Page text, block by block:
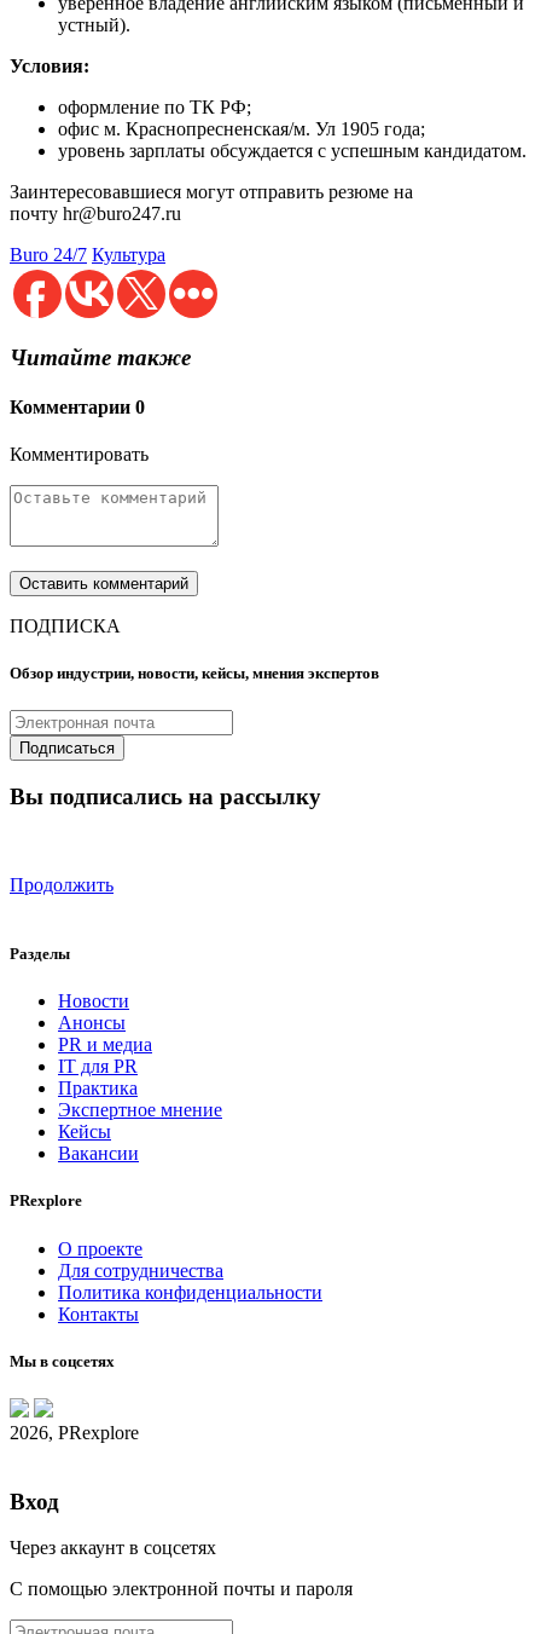
устный).
Условия:
оформление по ТК РФ;
офис м. Краснопресненская/м. Ул 1905 года;
уровень зарплаты обсуждается с успешным кандидатом.
Заинтересовавшиеся могут отправить резюме на
почту hr@buro247.ru
Buro 24/7 Культура
Читайте также
Комментарии 0
Комментировать
ПОДПИСКА
Обзор индустрии, новости, кейсы, мнения экспертов
Вы подписались на рассылку
Продолжить
Разделы
Новости
Анонсы
PR и медиа
IT для PR
Практика
Экспертное мнение
Кейсы
Вакансии
PRexplore
О проекте
Для сотрудничества
Политика конфиденциальности
Контакты
Мы в соцсетях
2026, PRexplore
Вход
Через аккаунт в соцсетях
С помощью электронной почты и пароля